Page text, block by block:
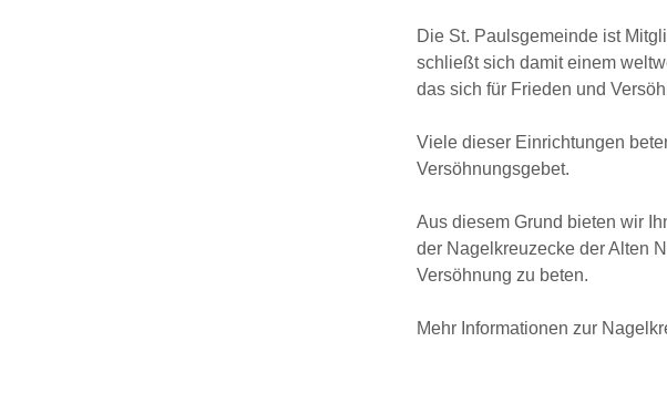
Die St. Paulsgemeinde ist
schließt sich damit einem
das sich für Frieden und
Viele dieser Einrichtungen
Versöhnungsgebet.
Aus diesem Grund bieten wir
der Nagelkreuzecke der Alten
Versöhnung zu beten.
Mehr Informationen zur